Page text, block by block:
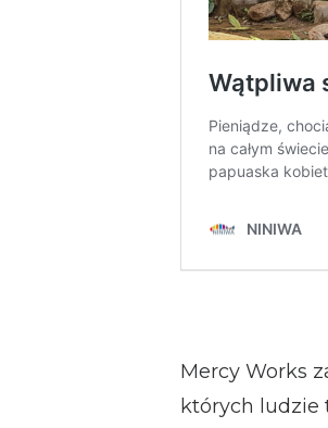
Mercy Works
których ludzie